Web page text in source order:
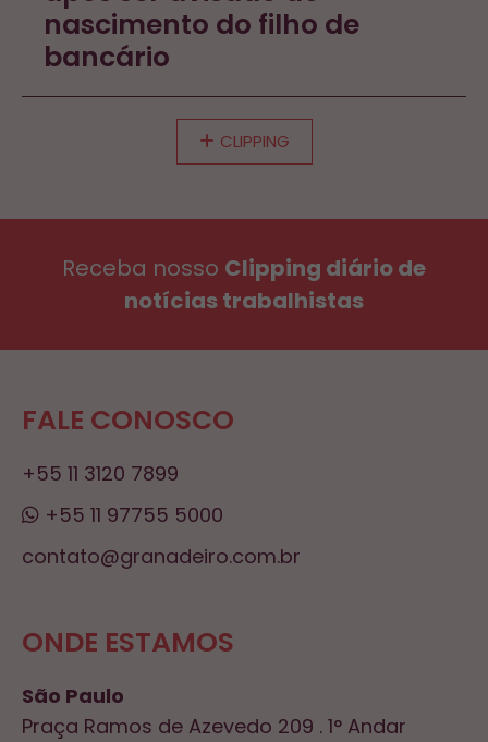
nascimento do filho de
bancário
CLIPPING
Receba nosso Clipping diário de
notícias trabalhistas
FALE CONOSCO
+55 11 3120 7899
+55 11 97755 5000
contato@granadeiro.com.br
ONDE ESTAMOS
São Paulo
Praça Ramos de Azevedo 209 . 1° Andar